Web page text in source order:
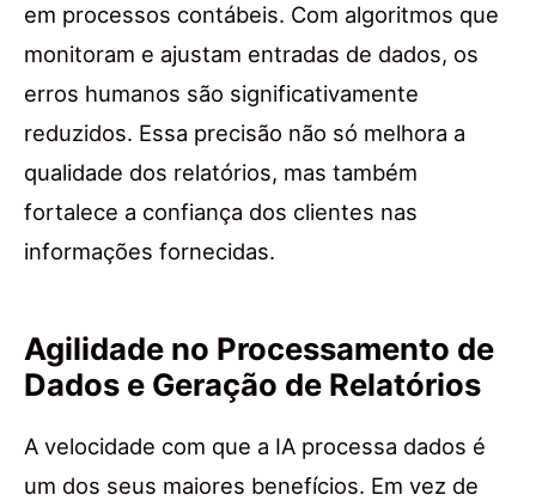
em processos contábeis. Com algoritmos que
monitoram e ajustam entradas de dados, os
erros humanos são significativamente
reduzidos. Essa precisão não só melhora a
qualidade dos relatórios, mas também
fortalece a confiança dos clientes nas
informações fornecidas.
Agilidade no Processamento de
Dados e Geração de Relatórios
A velocidade com que a IA processa dados é
um dos seus maiores benefícios. Em vez de